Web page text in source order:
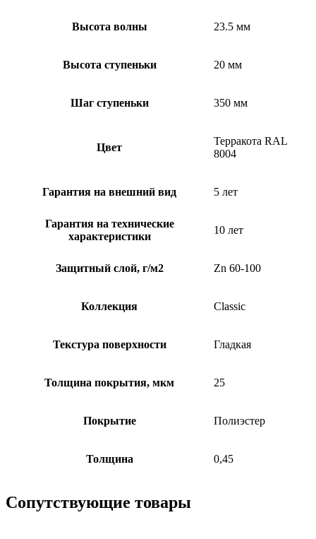
Высота волны 23.5 мм
Высота ступеньки 20 мм
Шаг ступеньки 350 мм
Цвет
Терракота RAL
8004
Гарантия на внешний вид 5 лет
Гарантия на технические
характеристики
10 лет
Защитный слой, г/м2 Zn 60-100
Коллекция Classic
Текстура поверхности Гладкая
Толщина покрытия, мкм 25
Покрытие Полиэстер
Толщина 0,45
Сопутствующие товары